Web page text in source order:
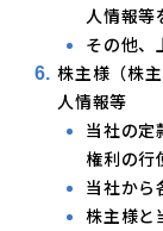
人情報等
その他、
株主様（株
人情報等
当社の定
権利の行
当社から
株主様と